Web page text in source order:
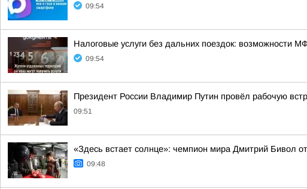
09:54
Налоговые услуги без дальних поездок: возможности
09:54
Президент России Владимир Путин провёл рабочую
09:51
«Здесь встает солнце»: чемпион мира Дмитрий Бивол
09:48